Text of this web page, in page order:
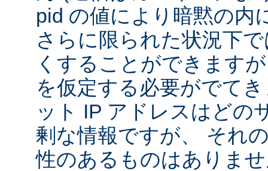
pid の値により暗黙の内
さらに限られた状況下
くすることができます
を仮定する必要がでて
ット IP アドレスはどの
剰な情報ですが、 それ
性のあるものはありま